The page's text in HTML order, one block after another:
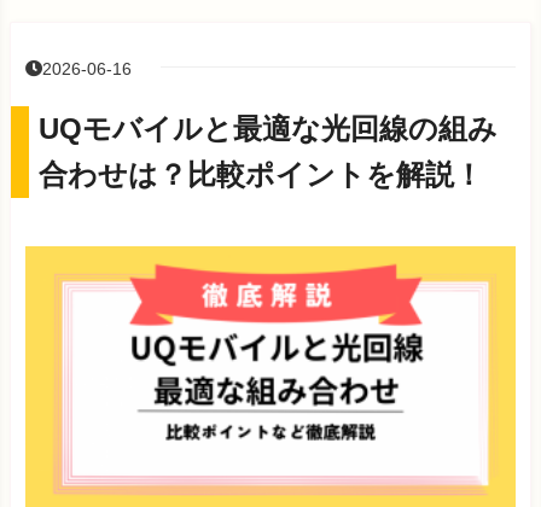
2026-06-16
UQモバイルと最適な光回線の組み
合わせは？比較ポイントを解説！